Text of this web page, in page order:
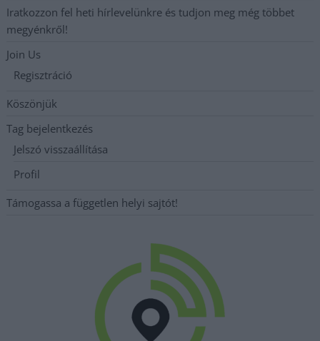
Iratkozzon fel heti hírlevelünkre és tudjon meg még többet
megyénkről!
Join Us
Regisztráció
Köszönjük
Tag bejelentkezés
Jelszó visszaállítása
Profil
Támogassa a független helyi sajtót!